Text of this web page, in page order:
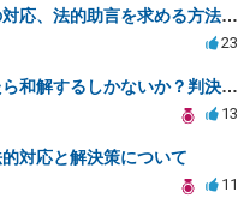
・子供同士のトラブルと親の対応、法的助言を求める方法は？
23
民事裁判で和解を勧められたら和解するしかないか？判決で大きく結果が変わることはありますか？
13
対応と解決策について
11